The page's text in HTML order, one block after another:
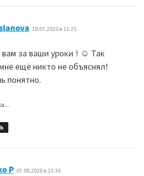
18.07.2020 в 11:25
вам за ваши уроки ! ☺ Так
ещё никто не объяснял!
понятно.
P: 03.08.2020 в 23:36